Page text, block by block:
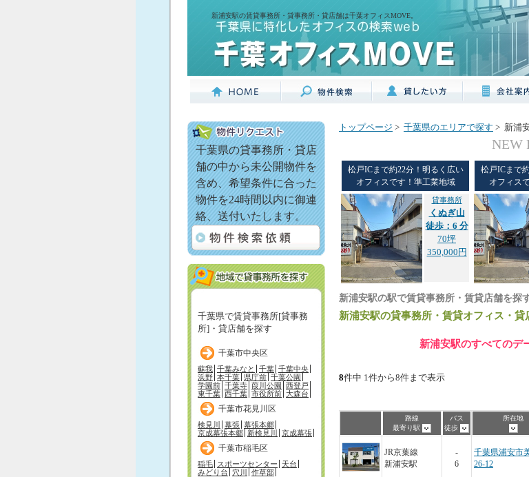
新浦安駅の賃貸事務所・貸事務所・貸店舗は千葉オフィスMOVE。
千葉県の貸事務所・貸店
舗の中から未公開物件を
含め、希望条件に合った
物件を24時間以内に御連
絡、送付いたします。
千葉県で賃貸事務所[貸事務
所]・貸店舗を探す
千葉市中央区
蘇我 千葉みなと 千葉 千葉中央
浜野 本千葉 県庁前 千葉公園
学園前 千葉寺 葭川公園
西登戸
東千葉 西千葉 市役所前 大森台
千葉市花見川区
検見川 幕張 幕張本郷
京成幕張本郷 新検見川 京成幕張
千葉市稲毛区
稲毛 スポーツセンター
天台
みどり台 穴川 作草部
トップページ > 千葉県のエリアで探す > 新浦
NEW
松戸ICまで約22分！明るく広い
オフィスです！準工業地域
貸事務所
くぬぎ山
徒歩：6 分
70坪
350,000円
松戸ICまで
オフィス
新浦安駅の駅で賃貸事務所・賃貸店舗を探
新浦安駅の貸事務所・賃貸オフィス・貸
新浦安駅のすべてのデ
8件中 1件から8件まで表示
路線
最寄り駅
バス
徒歩
所在地
JR京葉線
新浦安駅
-
6
千葉県浦安市
26-12